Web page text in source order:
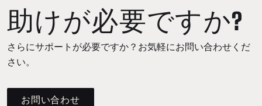
助けが必要ですか?
さらにサポートが必要ですか？お気軽にお問い合わせくだ
さい。
お問い合わせ